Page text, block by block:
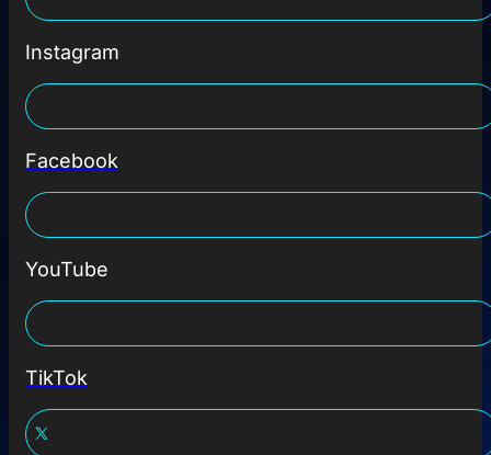
Instagram
Facebook
YouTube
TikTok